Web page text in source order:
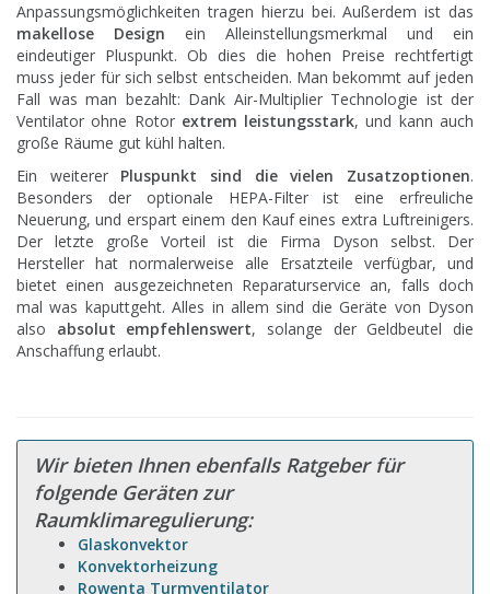
Anpassungsmöglichkeiten tragen hierzu bei. Außerdem ist das
makellose Design ein Alleinstellungsmerkmal und ein
eindeutiger Pluspunkt. Ob dies die hohen Preise rechtfertigt
muss jeder für sich selbst entscheiden. Man bekommt auf jeden
Fall was man bezahlt: Dank Air-Multiplier Technologie ist der
Ventilator ohne Rotor extrem leistungsstark, und kann auch
große Räume gut kühl halten.
Ein weiterer Pluspunkt sind die vielen Zusatzoptionen.
Besonders der optionale HEPA-Filter ist eine erfreuliche
Neuerung, und erspart einem den Kauf eines extra Luftreinigers.
Der letzte große Vorteil ist die Firma Dyson selbst. Der
Hersteller hat normalerweise alle Ersatzteile verfügbar, und
bietet einen ausgezeichneten Reparaturservice an, falls doch
mal was kaputtgeht. Alles in allem sind die Geräte von Dyson
also absolut empfehlenswert, solange der Geldbeutel die
Anschaffung erlaubt.
Wir bieten Ihnen ebenfalls Ratgeber für
folgende Geräten zur
Raumklimaregulierung:
Glaskonvektor
Konvektorheizung
Rowenta Turmventilator